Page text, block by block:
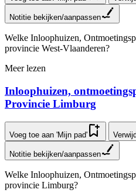
Notitie bekijken/aanpassen
Welke Inloophuizen,
provincie West-Vlaanderen?
Meer lezen
In­loop­hui­zen,
Provincie Limburg
Voeg toe aan 'Mijn pad'
Notitie bekijken/aanpassen
Welke Inloophuizen,
provincie Limburg?